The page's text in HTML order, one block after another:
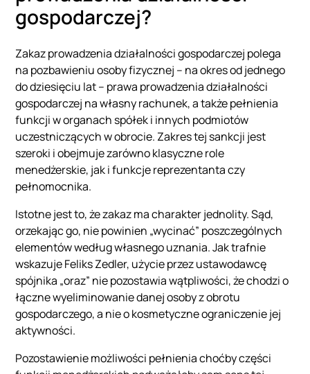
gospodarczej?
Zakaz prowadzenia działalności gospodarczej polega
na pozbawieniu osoby fizycznej – na okres od jednego
do dziesięciu lat – prawa prowadzenia działalności
gospodarczej na własny rachunek, a także pełnienia
funkcji w organach spółek i innych podmiotów
uczestniczących w obrocie. Zakres tej sankcji jest
szeroki i obejmuje zarówno klasyczne role
menedżerskie, jak i funkcje reprezentanta czy
pełnomocnika.
Istotne jest to, że zakaz ma charakter jednolity. Sąd,
orzekając go, nie powinien „wycinać” poszczególnych
elementów według własnego uznania. Jak trafnie
wskazuje Feliks Zedler, użycie przez ustawodawcę
spójnika „oraz” nie pozostawia wątpliwości, że chodzi o
łączne wyeliminowanie danej osoby z obrotu
gospodarczego, a nie o kosmetyczne ograniczenie jej
aktywności.
Pozostawienie możliwości pełnienia choćby części